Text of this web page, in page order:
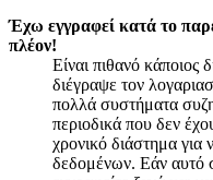
Έχω εγγραφεί κατά το
πλέον!
Είναι πιθανό κάποιος
διέγραψε τον
πολλά συστήματα
περιοδικά που δεν
χρονικό διάστημα
δεδομένων. Εάν αυτό